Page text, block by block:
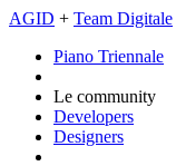
AGID + Team Digitale
Piano Triennale
Le community
Developers
Designers